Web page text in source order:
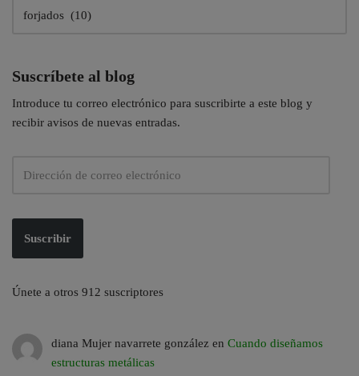
Suscríbete al blog
Introduce tu correo electrónico para suscribirte a este blog y
recibir avisos de nuevas entradas.
Suscribir
Únete a otros 912 suscriptores
diana Mujer navarrete gonzález en Cuando diseñamos
estructuras metálicas